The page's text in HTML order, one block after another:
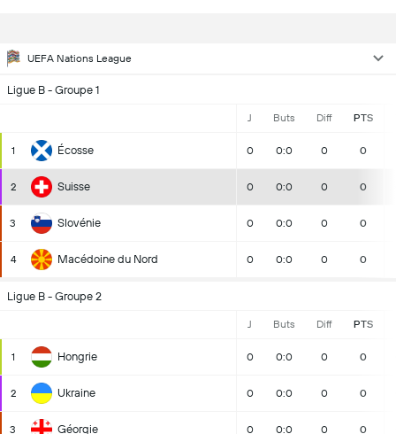
UEFA Nations League
Ligue B - Groupe 1
J Buts Diff PTS
1 Écosse 0 0:0 0 0
2 Suisse 0 0:0 0 0
3 Slovénie 0 0:0 0 0
4 Macédoine du Nord 0 0:0 0 0
Ligue B - Groupe 2
J Buts Diff PTS
1 Hongrie 0 0:0 0 0
2 Ukraine 0 0:0 0 0
3 Géorgie 0 0:0 0 0